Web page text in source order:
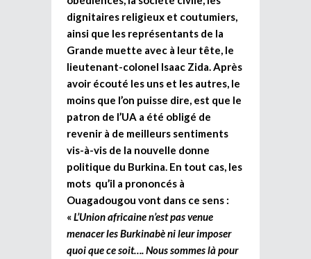
dignitaires religieux et coutumiers,
ainsi que les représentants de la
Grande muette avec à leur tête, le
lieutenant-colonel Isaac Zida. Après
avoir écouté les uns et les autres, le
moins que l’on puisse dire, est que le
patron de l’UA a été obligé de
revenir à de meilleurs sentiments
vis-à-vis de la nouvelle donne
politique du Burkina. En tout cas, les
mots qu’il a prononcés à
Ouagadougou vont dans ce sens :
«L’Union africaine n’est pas venue
menacer les Burkinabè ni leur imposer
quoi que ce soit…. Nous sommes là pour